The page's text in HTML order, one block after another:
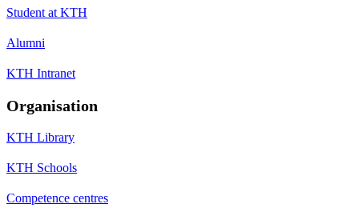
Student at KTH
Alumni
KTH Intranet
Organisation
KTH Library
KTH Schools
Competence centres